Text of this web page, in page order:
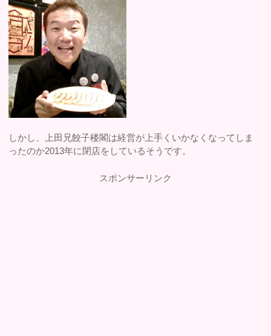
しかし、上田兄餃子楼閣は経営が上手くいかなくなってしま
ったのか2013年に閉店をしているそうです。
スポンサーリンク